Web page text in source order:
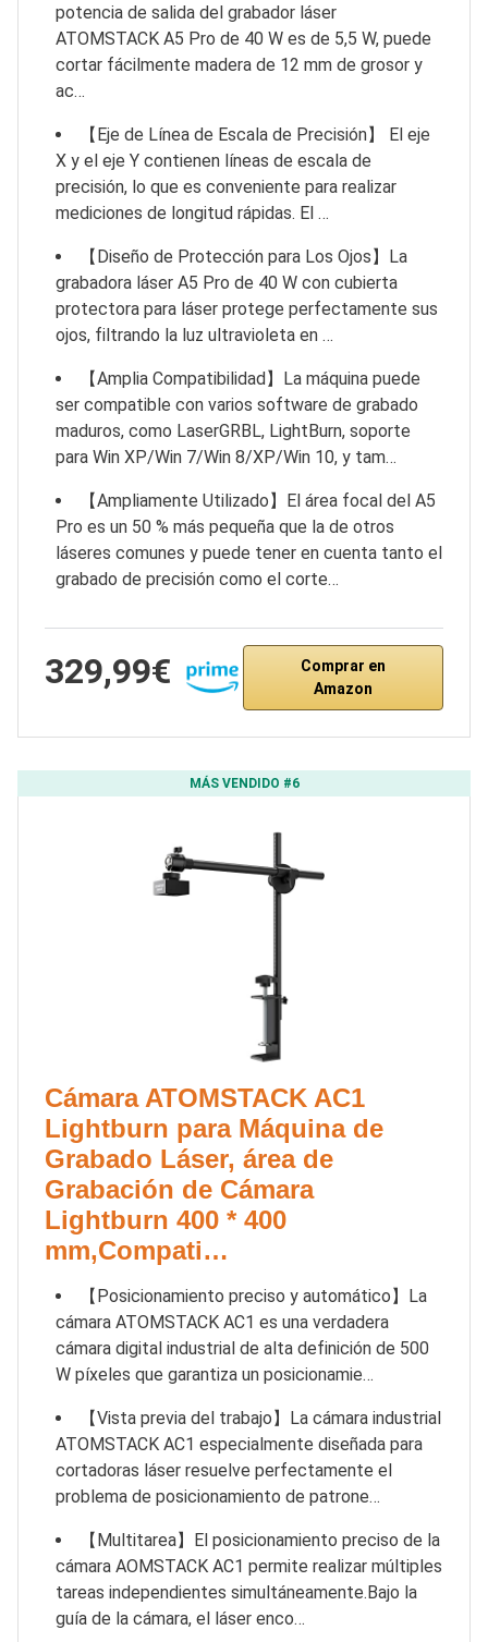
potencia de salida del grabador láser
ATOMSTACK A5 Pro de 40 W es de 5,5 W, puede
cortar fácilmente madera de 12 mm de grosor y
ac…
【Eje de Línea de Escala de Precisión】 El eje
X y el eje Y contienen líneas de escala de
precisión, lo que es conveniente para realizar
mediciones de longitud rápidas. El …
【Diseño de Protección para Los Ojos】La
grabadora láser A5 Pro de 40 W con cubierta
protectora para láser protege perfectamente sus
ojos, filtrando la luz ultravioleta en …
【Amplia Compatibilidad】La máquina puede
ser compatible con varios software de grabado
maduros, como LaserGRBL, LightBurn, soporte
para Win XP/Win 7/Win 8/XP/Win 10, y tam…
【Ampliamente Utilizado】El área focal del A5
Pro es un 50 % más pequeña que la de otros
láseres comunes y puede tener en cuenta tanto el
grabado de precisión como el corte…
329,99€
Comprar en
Amazon
MÁS VENDIDO #6
Cámara ATOMSTACK AC1
Lightburn para Máquina de
Grabado Láser, área de
Grabación de Cámara
Lightburn 400 * 400
mm,Compati…
【Posicionamiento preciso y automático】La
cámara ATOMSTACK AC1 es una verdadera
cámara digital industrial de alta definición de 500
W píxeles que garantiza un posicionamie…
【Vista previa del trabajo】La cámara industrial
ATOMSTACK AC1 especialmente diseñada para
cortadoras láser resuelve perfectamente el
problema de posicionamiento de patrone…
【Multitarea】El posicionamiento preciso de la
cámara AOMSTACK AC1 permite realizar múltiples
tareas independientes simultáneamente.Bajo la
guía de la cámara, el láser enco…